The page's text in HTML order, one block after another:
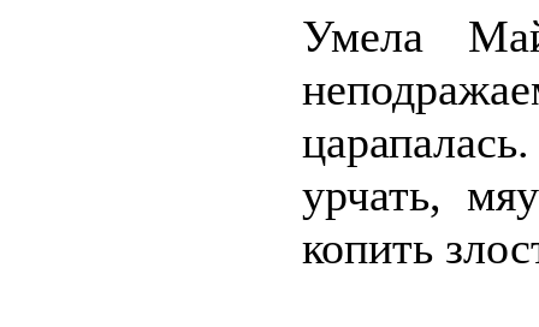
Умела
урчать,
копить